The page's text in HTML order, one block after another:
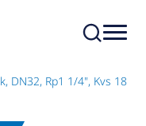
DN32, Rp1 1/4", Kvs 18